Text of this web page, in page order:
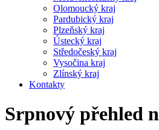
Olomoucký kraj
Pardubický kraj
Plzeňský kraj
Ústecký kraj
Středočeský kraj
Vysočina kraj
Zlínský kraj
Kontakty
Srpnový přehled